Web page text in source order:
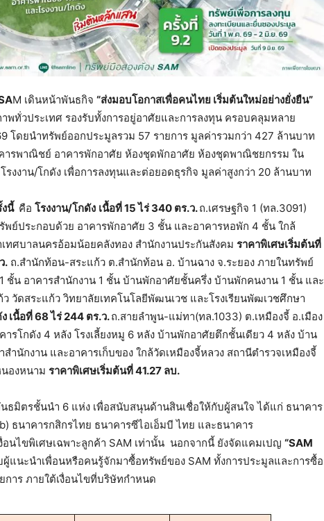
M เดินหน้าพันธกิจ “ส่งมอบโอกาสเพื่อคนไทย เริ่มต้นใหม่อย่างยั่งยืน”
พทั่วประเทศ รองรับทั้งการอยู่อาศัยและการลงทุน ครอบคลุมหลาย
โดยนำทรัพย์ออกประมูลรวม 57 รายการ มูลค่ารวมกว่า 427 ล้านบาท
ารพาณิชย์ อาคารพักอาศัย ห้องชุดพักอาศัย ห้องชุดพาณิชยกรรม ใน
งงาน/โกดัง เพื่อการลงทุนและต่อยอดธุรกิจ มูลค่าสูงกว่า 20 ล้านบาท
งนี้ คือ โรงงาน/โกดัง เนื้อที่ 15 ไร่ 340 ตร.ว.ถ.เศรษฐกิจ 1 (ทล.3091)
ย์ประกอบด้วย อาคารพักอาศัย 3 ชั้น และอาคารหอพัก 4 ชั้น ใกล้
ทศบาลนครอ้อมน้อยคลังทอง สำนักงานประกันสังคม ราคาพิเศษเริ่มต้นที่
. ถ.สำนักท้อน-สระแก้ว ต.สำนักท้อน อ. บ้านฉาง จ.ระยอง ภายในทรัพย์
ชั้น อาคารสำนักงาน 1 ชั้น บ้านพักอาศัยชั้นครึ่ง บ้านพักคนงาน 1 ชั้น และ
วัดสระแก้ว วิทยาลัยเทคโนโลยีพัฒนเวช และโรงเรียนพัฒเวชศึกษา
เนื้อที่ 68 ไร่ 244 ตร.ว.ถ.สายลำพูน-แม่ทา(ทล.1033) ต.เหมืองจี้ อ.เมือง
รโกดัง 4 หลัง โรงเลี้ยงหมู 6 หลัง บ้านพักอาศัยตึกชั้นเดียว 4 หลัง บ้าน
นักงาน และอาคารเก็บของ ใกล้วัดเหมืองจี้หลวง สถานีตำรวจเหมืองจี้
องหนาม ราคาพิเศษเริ่มต้นที่ 41.27 ลบ.
ธมิตรชั้นนำ 6 แห่ง เพื่อสนับสนุนด้านสินเชื่อให้กับผู้สนใจ ได้แก่ ธนาคาร
ธนาคารกสิกรไทย ธนาคารซีไอเอ็มบี ไทย และธนาคาร
อนไขพิเศษเฉพาะลูกค้า SAM เท่านั้น นอกจากนี้ ยังจัดแคมเปญ “SAM
แนะนำเพื่อนหรือคนรู้จักมาซื้อทรัพย์ของ SAM ทั้งการประมูลและการซื้อ
าร ภายใต้เงื่อนไขที่บริษัทกำหนด